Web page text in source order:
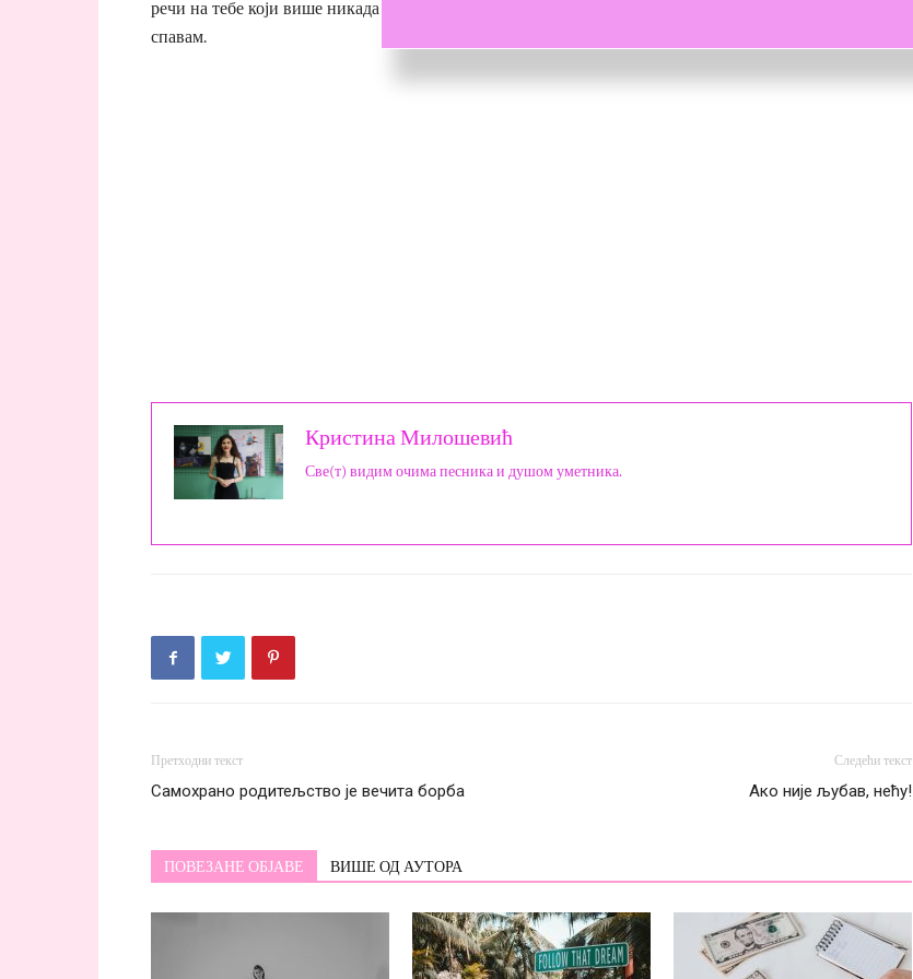
речи на тебе који више никада нећеш бити ту. Изостављам сузе, гасим музику, окрећем се на бок и
спавам.
Кристина Милошевић
Све(т) видим очима песника и душом уметника.
Претходни текст
Самохрано родитељство је вечита борба
Следећи текст
Ако није љубав, нећу!
ПОВЕЗАНЕ ОБЈАВЕ ВИШЕ ОД АУТОРА